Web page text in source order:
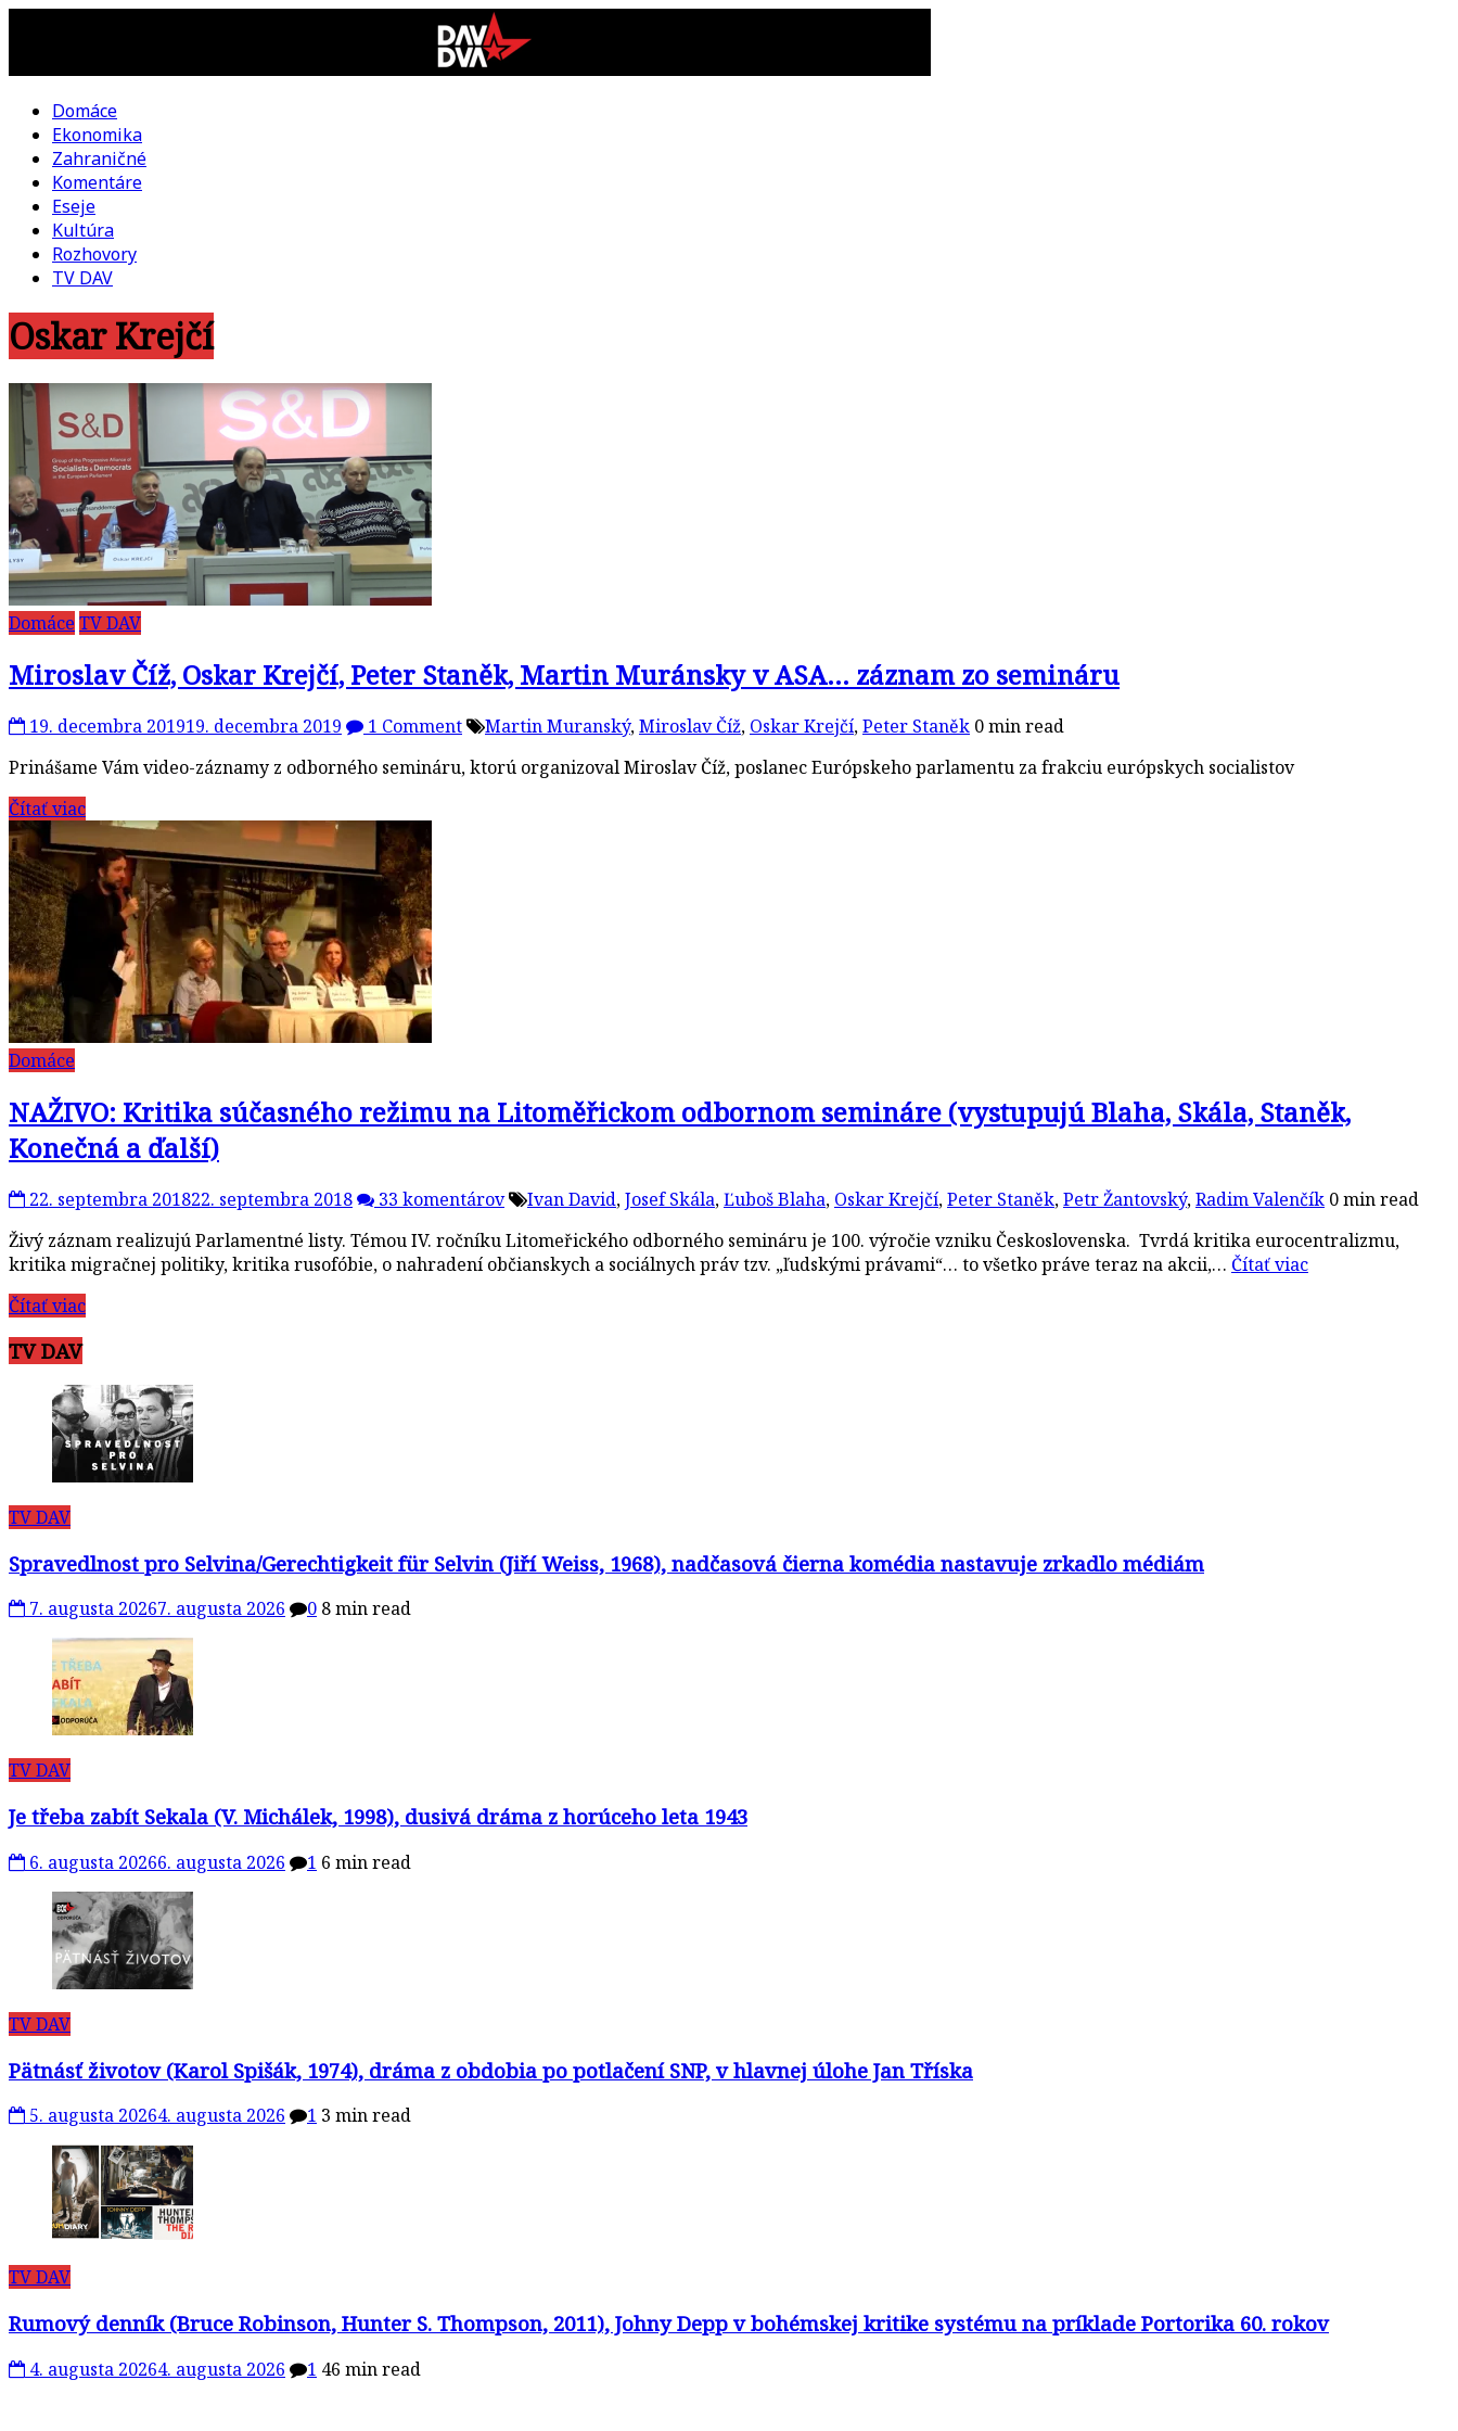
DAV
DVA
kultúrno-
politická
revue
Domáce
Ekonomika
Zahraničné
Komentáre
Eseje
Kultúra
Rozhovory
TV DAV
Oskar Krejčí
Domáce TV DAV
Miroslav Číž, Oskar Krejčí, Peter Staněk, Martin Muránsky v ASA… záznam zo semináru
19. decembra 201919. decembra 2019 1 Comment Martin Muranský,Miroslav Číž, Oskar Krejčí,Peter Staněk 0 min read
Prinášame Vám video-záznamy z odborného semináru, ktorú organizoval Miroslav Číž, poslanec Európskeho parlamentu za frakciu európskych socialistov
Čítať viac
Domáce
NAŽIVO: Kritika súčasného režimu na Litoměřickom odbornom semináre (vystupujú Blaha, Skála, Staněk,
Konečná a ďalší)
22. septembra 201822. septembra 2018 33 komentárov Ivan David,Josef Skála,Ľuboš Blaha, Oskar Krejčí,Peter Staněk,Petr Žantovský,Radim Valenčík 0 min read
Živý záznam realizujú Parlamentné listy. Témou IV. ročníku Litomeřického odborného semináru je 100. výročie vzniku Československa. Tvrdá kritika eurocentralizmu,
kritika migračnej politiky, kritika rusofóbie, o nahradení občianskych a sociálnych práv tzv. „ľudskými právami“… to všetko práve teraz na akcii,… Čítať viac
Čítať viac
TV DAV
TV DAV
Spravedlnost pro Selvina/Gerechtigkeit für Selvin (Jiří Weiss, 1968), nadčasová čierna komédia nastavuje zrkadlo médiám
7. augusta 20267. augusta 2026 0 8 min read
TV DAV
Je třeba zabít Sekala (V. Michálek, 1998), dusivá dráma z horúceho leta 1943
6. augusta 20266. augusta 2026 1 6 min read
TV DAV
Pätnásť životov (Karol Spišák, 1974), dráma z obdobia po potlačení SNP, v hlavnej úlohe Jan Tříska
5. augusta 20264. augusta 2026 1 3 min read
TV DAV
Rumový denník (Bruce Robinson, Hunter S. Thompson, 2011), Johny Depp v bohémskej kritike systému na príklade Portorika 60. rokov
4. augusta 20264. augusta 2026 1 46 min read